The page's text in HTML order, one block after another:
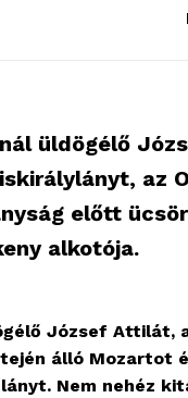
üldögélő
az
előtt
alkotója.
József Attilát,
álló Mozartot
Nem nehéz